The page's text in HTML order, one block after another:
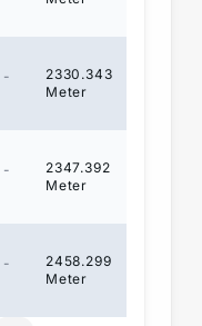
-
2330.343
Meter
-
2347.392
Meter
-
2458.299
Meter